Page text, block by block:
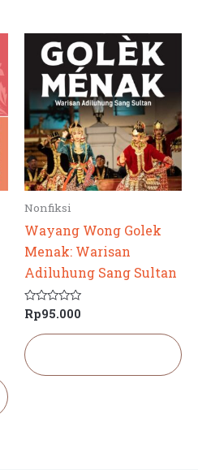
Nonfiksi
Wayang Wong Golek
Menak: Warisan
Adiluhung Sang Sultan
Dinilai
dari
5
Rp95.000